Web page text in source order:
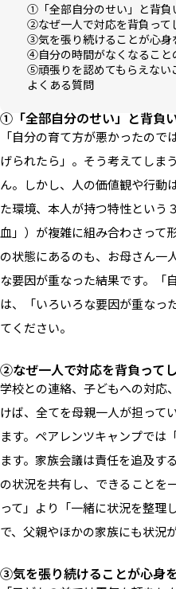
①「全部自分のせい」と背負
②なぜ一人で対応を背負って
③気を張り続けることが心身
④自分の時間がなくなること
⑤頑張りを認めてもらえない
よくある質問
①「全部自分のせい」と背負
「自分の育て方が悪かったの
げられたら」。そう考えてしま
ん。しかし、人の価値観や行動
た環境、本人が持つ特性という
血」）が複雑に組み合わさって
の状態にあるのも、お母さん一
な要因が重なった結果です。「
は、「いろいろな要因が重なっ
てください。
②なぜ一人で対応を背負って
学校との連絡、子どもへの対応
けば、全てを母親一人が担って
ます。ペアレンツキャンプでは
ます。家族会議は責任を追及す
の状況を共有し、できることを
って」より「一緒に状況を整理
で、父親やほかの家族にも状況
③気を張り続けることが心身